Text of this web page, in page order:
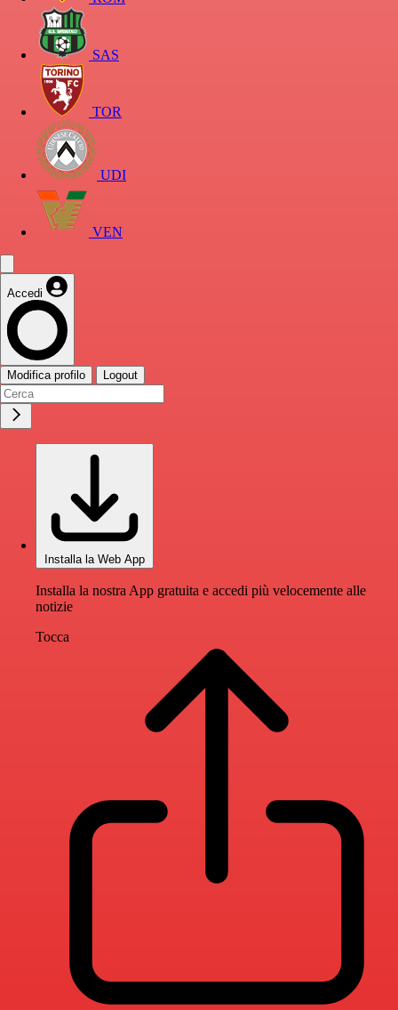
SAS
TOR
UDI
VEN
Accedi
Modifica profilo Logout
Installa la Web App
Installa la nostra App gratuita e accedi più velocemente alle
notizie
Tocca